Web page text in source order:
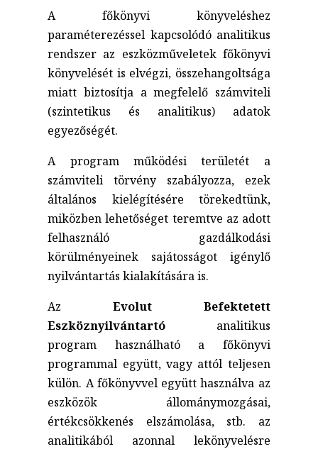
A főkönyvi könyveléshez
paraméterezéssel kapcsolódó analitikus
rendszer az eszközműveletek főkönyvi
könyvelését is elvégzi, összehangoltsága
miatt biztosítja a megfelelő számviteli
(szintetikus és analitikus) adatok
egyezőségét.
A program működési területét a
számviteli törvény szabályozza, ezek
általános kielégítésére törekedtünk,
miközben lehetőséget teremtve az adott
felhasználó gazdálkodási
körülményeinek sajátosságot igénylő
nyilvántartás kialakítására is.
Az Evolut Befektetett
Eszköznyilvántartó analitikus
program használható a főkönyvi
programmal együtt, vagy attól teljesen
külön. A főkönyvvel együtt használva az
eszközök állománymozgásai,
értékcsökkenés elszámolása, stb. az
analitikából azonnal lekönyvelésre